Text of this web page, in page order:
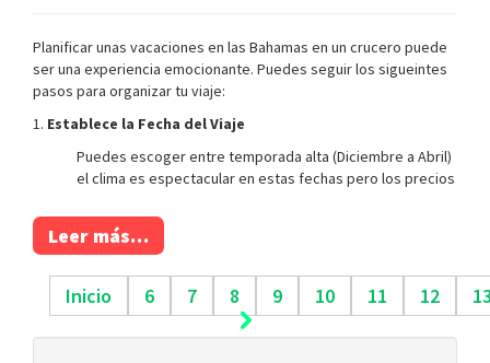
Planificar unas vacaciones en las Bahamas en un crucero puede
ser una experiencia emocionante. Puedes seguir los sigueintes
pasos para organizar tu viaje:
1. Establece la Fecha del Viaje
Puedes escoger entre temporada alta (Diciembre a Abril)
el clima es espectacular en estas fechas pero los precios
Leer más…
Inicio 6 7 8 9 10 11 12